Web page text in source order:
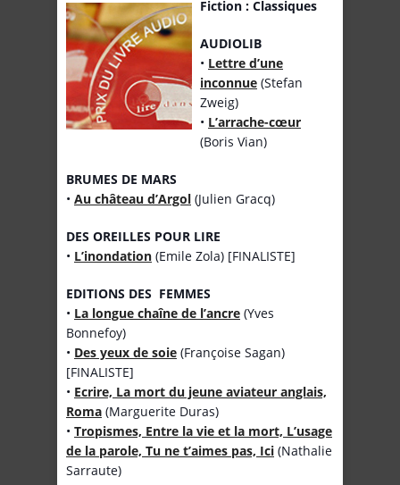
Fiction : Classiques
AUDIOLIB
• Lettre d’une
inconnue (Stefan
Zweig)
• L’arrache-cœur
(Boris Vian)
BRUMES DE MARS
• Au château d’Argol (Julien Gracq)
DES OREILLES POUR LIRE
• L’inondation (Emile Zola) [FINALISTE]
EDITIONS DES FEMMES
• La longue chaîne de l’ancre (Yves
Bonnefoy)
• Des yeux de soie (Françoise Sagan)
[FINALISTE]
• Ecrire, La mort du jeune aviateur anglais,
Roma (Marguerite Duras)
• Tropismes, Entre la vie et la mort, L’usage
de la parole, Tu ne t’aimes pas, Ici (Nathalie
Sarraute)